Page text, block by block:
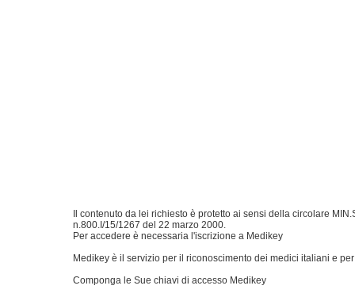
Il contenuto da lei richiesto è protetto ai sensi della circolare
n.800.I/15/1267 del 22 marzo 2000.
Per accedere è necessaria l'iscrizione a Medikey
Medikey è il servizio per il riconoscimento dei medici italiani e
Componga le Sue chiavi di accesso Medikey